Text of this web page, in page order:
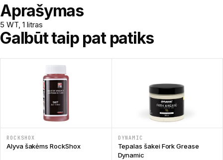
Aprašymas
5 WT, 1 litras
Galbūt taip pat patiks
ROCKSHOX
Alyva šakėms RockShox
DYNAMIC
Tepalas šakei Fork Grease
Dynamic